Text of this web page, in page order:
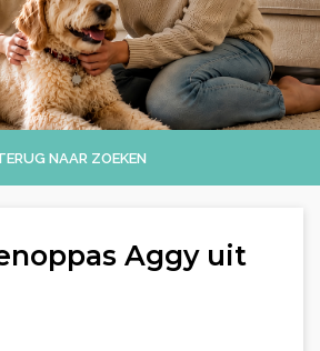
NAAR ZOEKEN
Aggy uit